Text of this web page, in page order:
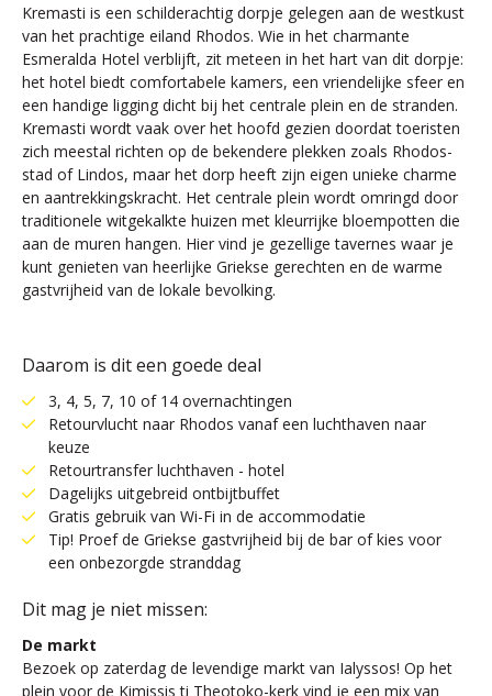
Kremasti is een schilderachtig dorpje gelegen aan de westkust
van het prachtige eiland Rhodos. Wie in het charmante
Esmeralda Hotel verblijft, zit meteen in het hart van dit dorpje:
het hotel biedt comfortabele kamers, een vriendelijke sfeer en
een handige ligging dicht bij het centrale plein en de stranden.
Kremasti wordt vaak over het hoofd gezien doordat toeristen
zich meestal richten op de bekendere plekken zoals Rhodos-
stad of Lindos, maar het dorp heeft zijn eigen unieke charme
en aantrekkingskracht. Het centrale plein wordt omringd door
traditionele witgekalkte huizen met kleurrijke bloempotten die
aan de muren hangen. Hier vind je gezellige tavernes waar je
kunt genieten van heerlijke Griekse gerechten en de warme
gastvrijheid van de lokale bevolking.
Daarom is dit een goede deal
3, 4, 5, 7, 10 of 14 overnachtingen
Retourvlucht naar Rhodos vanaf een luchthaven naar
keuze
Retourtransfer luchthaven - hotel
Dagelijks uitgebreid ontbijtbuffet
Gratis gebruik van Wi-Fi in de accommodatie
Tip! Proef de Griekse gastvrijheid bij de bar of kies voor
een onbezorgde stranddag
Dit mag je niet missen:
De markt
Bezoek op zaterdag de levendige markt van Ialyssos! Op het
plein voor de Kimissis ti Theotoko-kerk vind je een mix van